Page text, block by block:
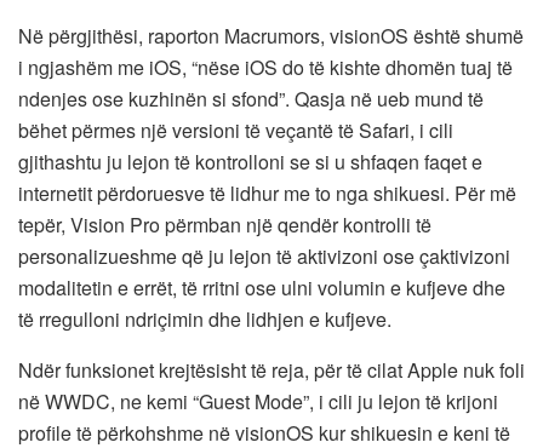
Në përgjithësi, raporton Macrumors, visionOS është shumë
i ngjashëm me iOS, “nëse iOS do të kishte dhomën tuaj të
ndenjes ose kuzhinën si sfond”. Qasja në ueb mund të
bëhet përmes një versioni të veçantë të Safari, i cili
gjithashtu ju lejon të kontrolloni se si u shfaqen faqet e
internetit përdoruesve të lidhur me to nga shikuesi. Për më
tepër, Vision Pro përmban një qendër kontrolli të
personalizueshme që ju lejon të aktivizoni ose çaktivizoni
modalitetin e errët, të rritni ose ulni volumin e kufjeve dhe
të rregulloni ndriçimin dhe lidhjen e kufjeve.
Ndër funksionet krejtësisht të reja, për të cilat Apple nuk foli
në WWDC, ne kemi “Guest Mode”, i cili ju lejon të krijoni
profile të përkohshme në visionOS kur shikuesin e keni të